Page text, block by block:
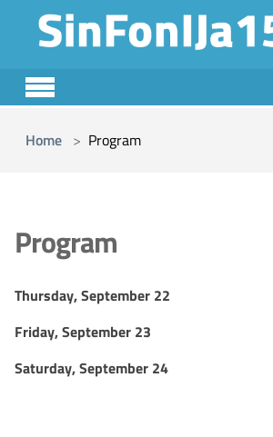
Home
Program
Program
Thursday, September 22
Friday, September 23
Saturday, September 24